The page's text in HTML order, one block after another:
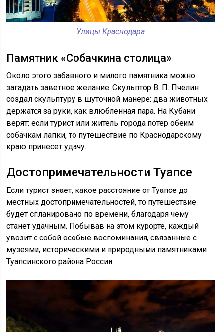
Улицы Краснодара
Памятник «Собачкина столица»
Около этого забавного и милого памятника можно
загадать заветное желание. Скульптор В. П. Пчелин
создал скульптуру в шуточной манере: два животных
держатся за руки, как влюбленная пара. На Кубани
верят: если турист или житель города потер обеим
собачкам лапки, то путешествие по Краснодарскому
краю принесет удачу.
Достопримечательности Туапсе
Если турист знает, какое расстояние от Туапсе до
местных достопримечательностей, то путешествие
будет спланировано по времени, благодаря чему
станет удачным. Побывав на этом курорте, каждый
увозит с собой особые воспоминания, связанные с
музеями, историческими и природными памятниками
Туапсинского района России.